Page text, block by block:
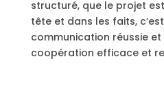
structuré, que le projet
tête et dans les faits, c’est
communication réussie et
coopération efficace et